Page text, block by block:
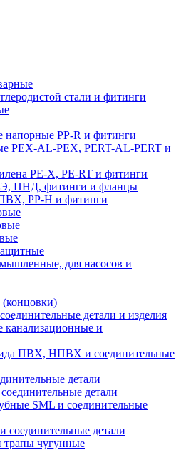
стали и фитинги
PP-R и фитинги
PEX-AL-PEX, PERT-AL-PERT и
PE-X, PE-RT и фитинги
ПНД, фитинги и фланцы
PP-H и фитинги
для насосов и
детали и изделия
и
ПВХ, НПВХ и соединительные
детали
детали
SML и соединительные
соединительные детали
чугунные